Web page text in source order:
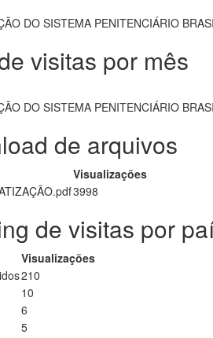
DO SISTEMA PENITENCIÁRIO
visitas por mês
DO SISTEMA PENITENCIÁRIO
de arquivos
Visualizações
3998
de visitas por
Visualizações
210
10
6
5